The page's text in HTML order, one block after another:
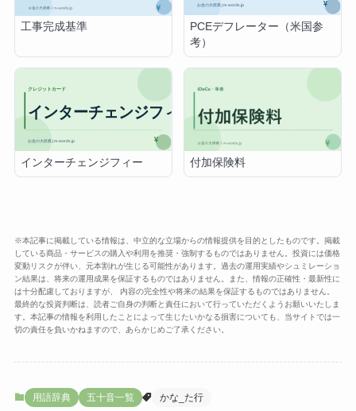
工事完成基準
PCEデフレーター（米国参
考）
インターチェンジフィー 付加保険料
※本記事に掲載している情報は、中立的な立場からの情報提供を目的としたものです。掲載
している商品・サービスの購入や利用を推奨・強制するものではありません。投資には価格
変動リスクが伴い、元本割れが生じる可能性があります。過去の運用実績やシュミレーショ
ン結果は、将来の運用成果を保証するものではありません。また、情報の正確性・最新性に
は十分配慮しておりますが、 内容の完全性や将来の結果を保証するものではありません。
最終的な投資判断は、読者ご自身の判断と責任において行っていただくようお願いいたしま
す。本記事の情報を利用したことによって生じたいかなる損害についても、当サイトでは一
切の責任を負いかねますので、あらかじめご了承ください。
用語辞典 五十音一覧 かな_た行